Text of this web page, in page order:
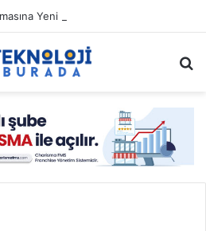
Yeni Özellikler Ekliyor